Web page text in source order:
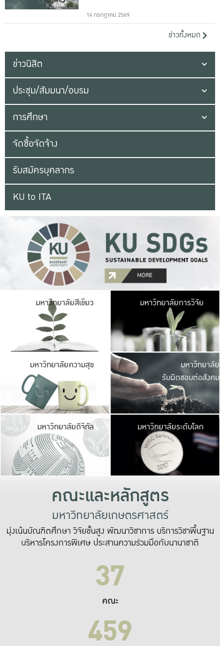
14 กรกฎาคม 2569
ข่าวทั้งหมด
ข่าวนิสิต
ประชุม/สัมมนา/อบรม
การศึกษา
จัดซื้อจัดจ้าง
รับสมัครบุคลากร
KU to ITA
มหาวิทยาลัยสีเขียว มหาวิ
มีพื้นที่เขียวสดใส
เป็นป่าในเมือง เกษต
มหาวิทยาลัยการวิจัย
มหาวิทยาลัยความสุข มหาวิ
ค
เปิดประ
และพบเรื่องราวใ
มหาวิทยาลัย
รับผิดชอบต่อสังคม
มหาวิทยาลัยดิจิทัล มหาวิ
เปลี่ยนแปลง แล
เพื่อทำง
ระบบสารสนเทศ
มหาวิทยาลัยระดับโลก
คณะและหลักสูตร
มหาวิทยาลัยเกษตรศาสตร์
มุ่งเน้นบัณฑิตศึกษา วิจัยขั้นสูง พัฒนาวิชาการ บริการวิชาพื้นฐาน
บริหารโครงการพิเศษ ประสานความร่วมมือกับนานาชาติ
37
คณะ
459